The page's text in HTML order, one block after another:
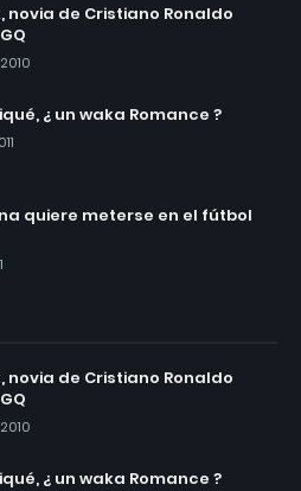
novia de Cristiano Ronaldo
¿ un waka Romance ?
quiere meterse en el fútbol
novia de Cristiano Ronaldo
¿ un waka Romance ?